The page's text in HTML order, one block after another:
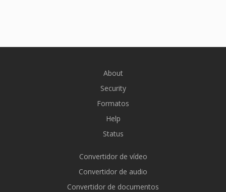
About
Security
Formatos
Help
Status
Convertidor de vídeo
Convertidor de audio
Convertidor de documentos